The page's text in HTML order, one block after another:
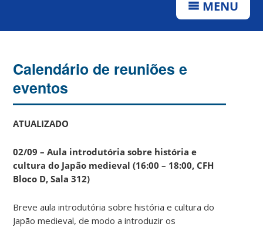
MENU
Calendário de reuniões e
eventos
ATUALIZADO
02/09 – Aula introdutória sobre história e
cultura do Japão medieval (16:00 – 18:00, CFH
Bloco D, Sala 312)
Breve aula introdutória sobre história e cultura do
Japão medieval, de modo a introduzir os